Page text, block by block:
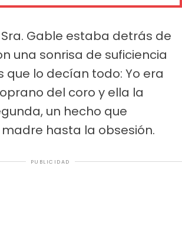
Gable estaba detrás de
una sonrisa de suficiencia
que lo decían todo: Yo era
del coro y ella la
un hecho que
hasta la obsesión.
PUBLICIDAD